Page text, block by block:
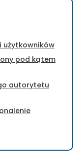
użytkowników
pod kątem
autorytetu